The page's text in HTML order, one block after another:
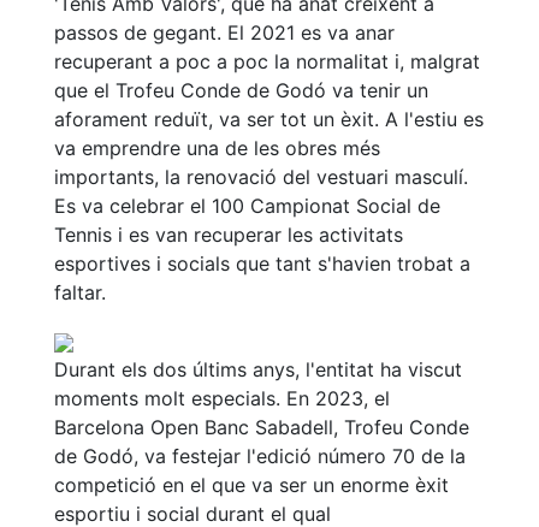
passos de gegant. El 2021 es va anar
recuperant a poc a poc la normalitat i, malgrat
que el Trofeu Conde de Godó va tenir un
aforament reduït, va ser tot un èxit. A l'estiu es
va emprendre una de les obres més
importants, la renovació del vestuari masculí.
Es va celebrar el 100 Campionat Social de
Tennis i es van recuperar les activitats
esportives i socials que tant s'havien trobat a
faltar.
Durant els dos últims anys, l'entitat ha viscut
moments molt especials. En 2023, el
Barcelona Open Banc Sabadell, Trofeu Conde
de Godó, va festejar l'edició número 70 de la
competició en el que va ser un enorme èxit
esportiu i social durant el qual